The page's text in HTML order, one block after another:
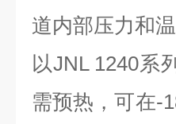
道内部压力和
以JNL 1240系
需预热，可在-